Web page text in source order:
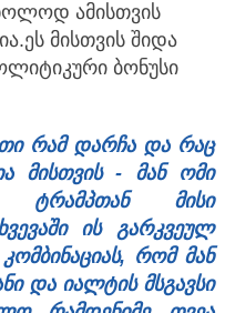
ამისთვის
მისთვის შიდა
ბონუსი
რამ დარჩა და რაც
მისთვის - მან ომი
ტრამპთან მისი
ის გარკვეულ
რომ მან
და იალტის მსგავსი